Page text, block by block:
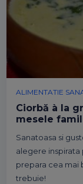
ALIMENTATIE
Ciorbă à la
mesele
Sanatoasa si
alegere inspirata
prepara cea mai
trebuie!